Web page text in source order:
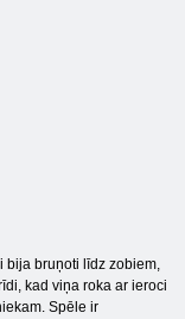
bija bruņoti līdz zobiem,
kad viņa roka ar ieroci
Spēle ir